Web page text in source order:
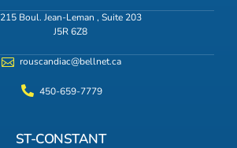
215 Boul. Jean-Leman , Suite 203
J5R 6Z8
rouscandiac@bellnet.ca
450-659-7779
ST-CONSTANT